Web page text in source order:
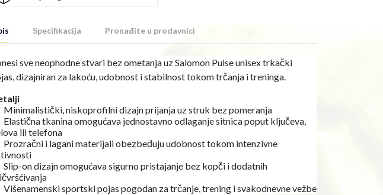
Specifikacija Pronađite u prodavnici
sve neophodne stvari bez ometanja uz Salomon Pulse unisex trkački
dizajniran za lakoću, udobnost i stabilnost tokom trčanja i treninga.
Minimalistički, niskoprofilni dizajn prijanja uz struk bez pomeranja
Elastična tkanina omogućava jednostavno odlaganje sitnica poput ključeva,
ili telefona
Prozračni i lagani materijali obezbeđuju udobnost tokom intenzivne
Slip-on dizajn omogućava sigurno pristajanje bez kopči i dodatnih
Višenamenski sportski pojas pogodan za trčanje, trening i svakodnevne vežbe